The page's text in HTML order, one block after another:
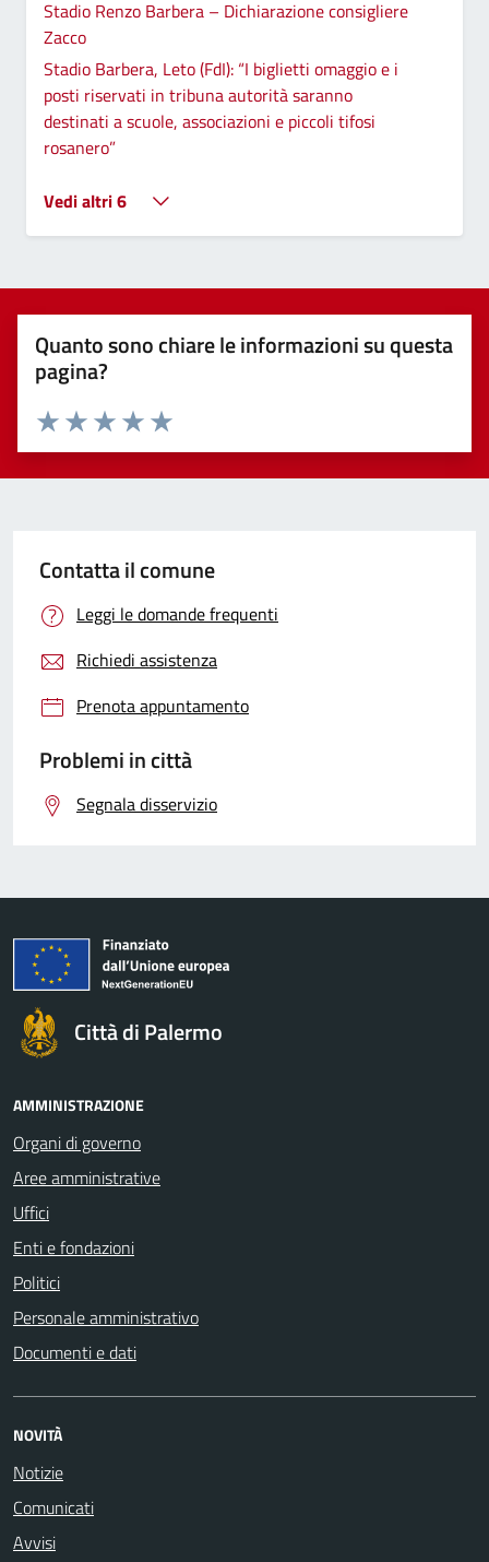
Stadio Renzo Barbera – Dichiarazione consigliere
Zacco
Stadio Barbera, Leto (FdI): “I biglietti omaggio e i
posti riservati in tribuna autorità saranno
destinati a scuole, associazioni e piccoli tifosi
rosanero”
Vedi altri 6
Quanto sono chiare le informazioni su questa
pagina?
Valuta 5 stelle su 5
Valuta 4 stelle su 5
Valuta 3 stelle su 5
Valuta 2 stelle su 5
Valuta 1 stelle su 5
Contatta il comune
Leggi le domande frequenti
Richiedi assistenza
Prenota appuntamento
Problemi in città
Segnala disservizio
Città di Palermo
AMMINISTRAZIONE
Organi di governo
Aree amministrative
Uffici
Enti e fondazioni
Politici
Personale amministrativo
Documenti e dati
NOVITÀ
Notizie
Comunicati
Avvisi